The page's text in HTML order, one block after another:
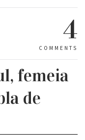
4
COMMENTS
femeia
de